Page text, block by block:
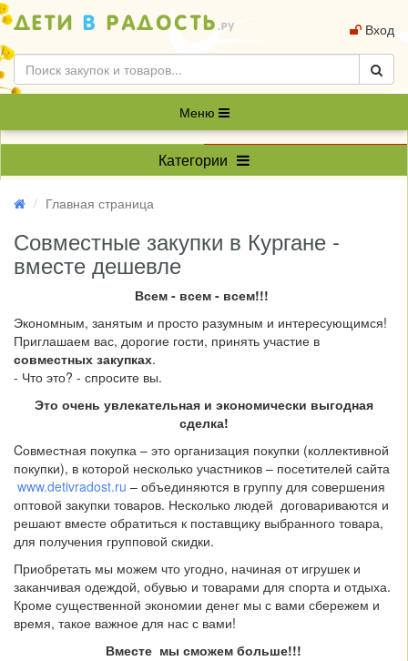
Вход
Меню
Категории
Главная страница
Совместные закупки в Кургане -
вместе дешевле
Всем - всем - всем!!!
Экономным, занятым и просто разумным и интересующимся!
Приглашаем вас, дорогие гости, принять участие в
совместных закупках.
- Что это? - спросите вы.
Это очень увлекательная и экономически выгодная
сделка!
Cовместная покупка – это организация покупки (коллективной
покупки), в которой несколько участников – посетителей сайта
www.detivradost.ru – объединяются в группу для совершения
оптовой закупки товаров. Несколько людей договариваются и
решают вместе обратиться к поставщику выбранного товара,
для получения групповой скидки.
Приобретать мы можем что угодно, начиная от игрушек и
заканчивая одеждой, обувью и товарами для спорта и отдыха.
Кроме существенной экономии денег мы с вами сбережем и
время, такое важное для нас с вами!
Вместе мы сможем больше!!!